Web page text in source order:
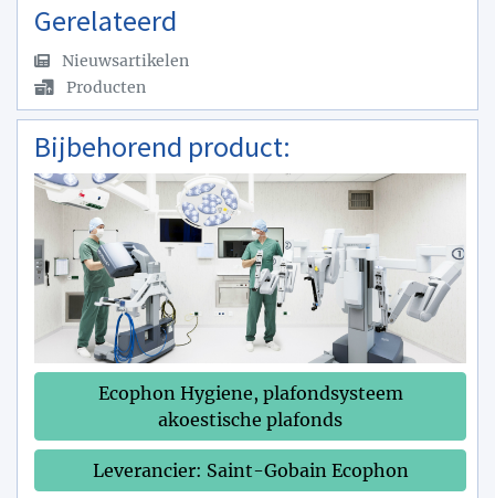
Gerelateerd
Nieuwsartikelen
Producten
Bijbehorend product:
Ecophon Hygiene, plafondsysteem
akoestische plafonds
Leverancier: Saint-Gobain Ecophon